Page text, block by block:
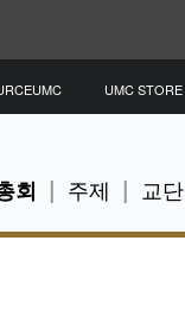
회 주제 교단
UMC STORE